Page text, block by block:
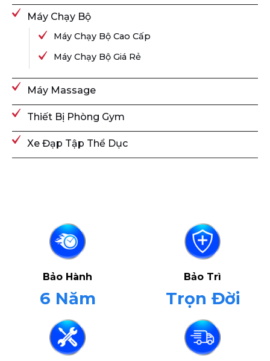
Máy Chạy Bộ
Máy Chạy Bộ Cao Cấp
Máy Chạy Bộ Giá Rẻ
Máy Massage
Thiết Bị Phòng Gym
Xe Đạp Tập Thể Dục
Bảo Hành
6 Năm
Bảo Trì
Trọn Đời